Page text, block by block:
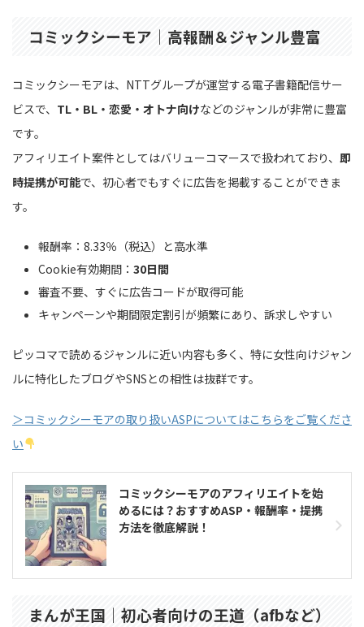
コミックシーモア｜高報酬＆ジャンル豊富
コミックシーモアは、NTTグループが運営する電子書籍配信サー
ビスで、 TL・BL・恋愛・オトナ向けなどのジャンルが非常に豊富
です。
アフィリエイト案件としてはバリューコマースで扱われており、 即
時提携が可能で、初心者でもすぐに広告を掲載することができま
す。
報酬率：8.33％（税込）と高水準
Cookie有効期間： 30日間
審査不要、すぐに広告コードが取得可能
キャンペーンや期間限定割引が頻繁にあり、訴求しやすい
ピッコマで読めるジャンルに近い内容も多く、特に女性向けジャン
ルに特化したブログやSNSとの相性は抜群です。
＞コミックシーモアの取り扱いASPについてはこちらをご覧くださ
い
コミックシーモアのアフィリエイトを始
めるには？おすすめASP・報酬率・提携
方法を徹底解説！
まんが王国｜初心者向けの王道（afbなど）